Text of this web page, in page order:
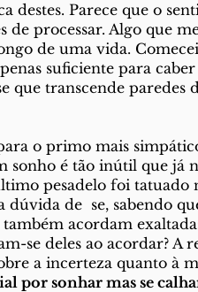
destes. Parece que o
de processar. Algo que
de uma vida.
suficiente para
que transcende
o primo mais
sonho é tão inútil que
pesadelo foi
dúvida de  se, sabendo
acordam
se deles ao acordar? A
a incerteza quanto à
por sonhar mas se